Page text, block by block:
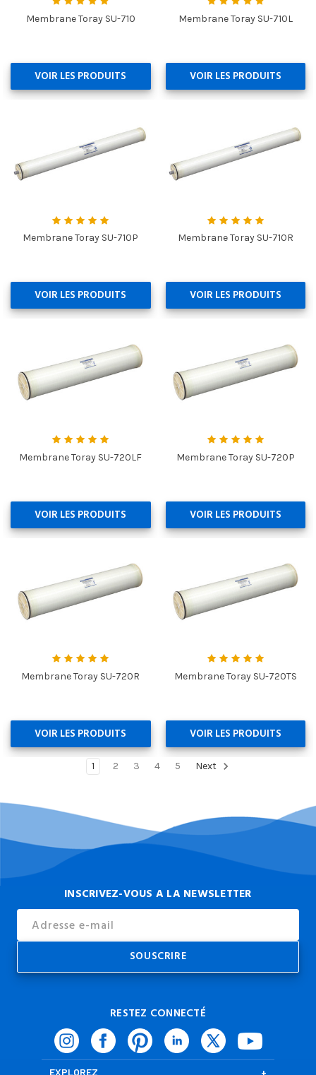
Membrane Toray SU-710
VOIR LES PRODUITS
Membrane Toray SU-710L
VOIR LES PRODUITS
Membrane Toray SU-710P
VOIR LES PRODUITS
Membrane Toray SU-710R
VOIR LES PRODUITS
Membrane Toray SU-720LF
VOIR LES PRODUITS
Membrane Toray SU-720P
VOIR LES PRODUITS
Membrane Toray SU-720R
VOIR LES PRODUITS
Membrane Toray SU-720TS
VOIR LES PRODUITS
1 2 3 4 5 Next
INSCRIVEZ-VOUS A LA NEWSLETTER
Address
RESTEZ CONNECTÉ
EXPLOREZ